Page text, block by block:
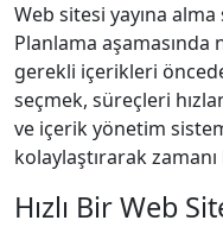
Web sitesi yayına
Planlama
gerekli içerikleri
seçmek, süreçleri
ve içerik yönetim
kolaylaştırarak zamanı
Hızlı Bir Web